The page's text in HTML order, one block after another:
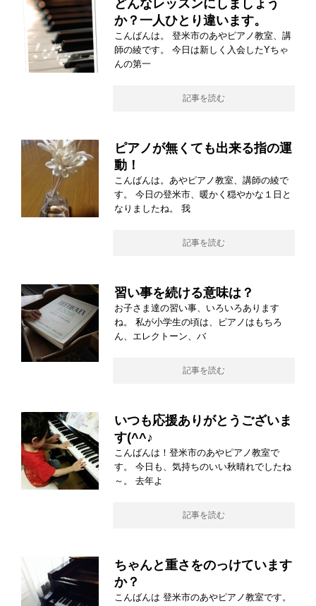
どんなレッスンにしましょう
か？一人ひとり違います。
こんばんは。 登米市のあやピアノ教室、講
師の綾です。 今日は新しく入会したYちゃ
んの第一
記事を読む
ピアノが無くても出来る指の運
動！
こんばんは。あやピアノ教室、講師の綾で
す。 今日の登米市、暖かく穏やかな１日と
なりましたね。 我
記事を読む
習い事を続ける意味は？
お子さま達の習い事、いろいろあります
ね。 私が小学生の頃は、ピアノはもちろ
ん、エレクトーン、バ
記事を読む
いつも応援ありがとうございま
す(^^♪
こんばんは！登米市のあやピアノ教室で
す。 今日も、気持ちのいい秋晴れでしたね
～。 去年よ
記事を読む
ちゃんと重さをのっけています
か？
こんばんは 登米市のあやピアノ教室です。